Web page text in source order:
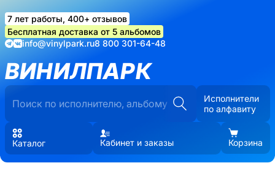
7 лет работы, 400+ отзывов
Бесплатная доставка от 5 альбомов
info@vinylpark.ru8 800 301-64-48
ВИНИЛПАРК
Исполнители
по алфавиту
Каталог Кабинет и заказы Корзина
Реальные фото пластинки.
Нажмите, чтобы увеличить